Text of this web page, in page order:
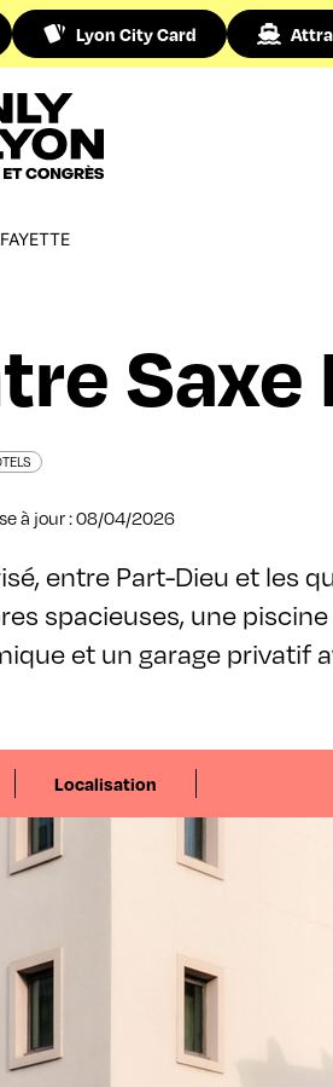
Lyon City Card
à jour : 08/04/2026
entre Part-Dieu et les
spacieuses, une
et un garage privatif
Localisation